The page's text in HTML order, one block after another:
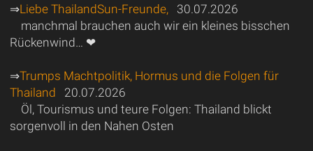
⇒Liebe ThailandSun-Freunde,30.07.2026
manchmal brauchen auch wir ein kleines bisschen
Rückenwind… ❤
⇒Trumps Machtpolitik, Hormus und die Folgen für
Thailand 20.07.2026
Öl, Tourismus und teure Folgen: Thailand blickt
sorgenvoll in den Nahen Osten